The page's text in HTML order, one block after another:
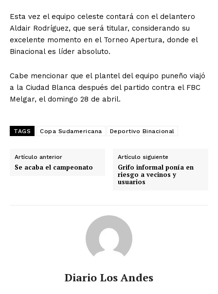
Esta vez el equipo celeste contará con el delantero
Aldair Rodríguez, que será titular, considerando su
excelente momento en el Torneo Apertura, donde el
Binacional es líder absoluto.
Cabe mencionar que el plantel del equipo puneño viajó
a la Ciudad Blanca después del partido contra el FBC
Melgar, el domingo 28 de abril.
TAGS Copa Sudamericana Deportivo Binacional
Artículo anterior
Se acaba el campeonato
Artículo siguiente
Grifo informal ponía en
riesgo a vecinos y
usuarios
Diario Los Andes